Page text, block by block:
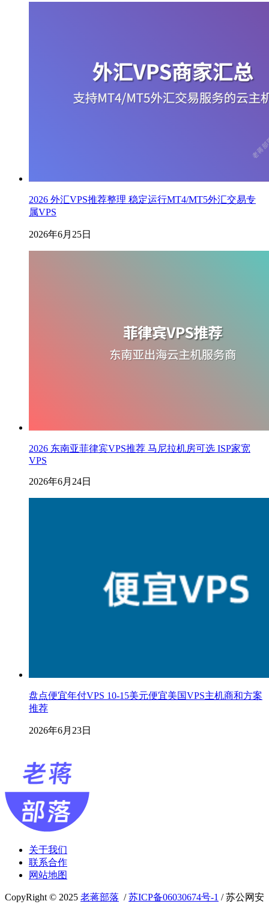
2026 外汇VPS推荐整理 稳定运行MT4/MT5外汇交易专
属VPS
2026年6月25日
2026 东南亚菲律宾VPS推荐 马尼拉机房可选 ISP家宽
VPS
2026年6月24日
盘点便宜年付VPS 10-15美元便宜美国VPS主机商和方案
推荐
2026年6月23日
关于我们
联系合作
网站地图
CopyRight © 2025 老蒋部落 /苏ICP备06030674号-1 / 苏公网安